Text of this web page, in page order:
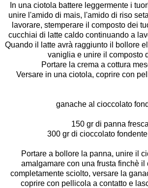
In una ciotola battere leggermente i
unire l'amido di mais, l'amido di riso
lavorare, stemperare il composto dei
cucchiai di latte caldo continuando a
Quando il latte avrà raggiunto il bollore
vaniglia e unire il composto
Portare la crema a cottura
Versare in una ciotola, coprire con
ganache al cioccolato
150 gr di panna fresca
300 gr di cioccolato
Portare a bollore la panna, unire il
amalgamare con una frusta finchè il
completamente sciolto, versare la
coprire con pellicola a contatto e